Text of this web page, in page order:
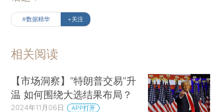
伙人Gene Munster认为，特朗普政府将会为企业创
造更为宽松的监管环境，利好大型科技公司。他举
例说，谷歌很可能不会被拆分，大企业并购极具潜
力的AI初创公司也将面临更小的监管压力，特斯拉
#数据精华 +关注
相关阅读
【市场洞察】“特朗普交易”升
温 如何围绕大选结果布局？
2024年11月06日 APP打开